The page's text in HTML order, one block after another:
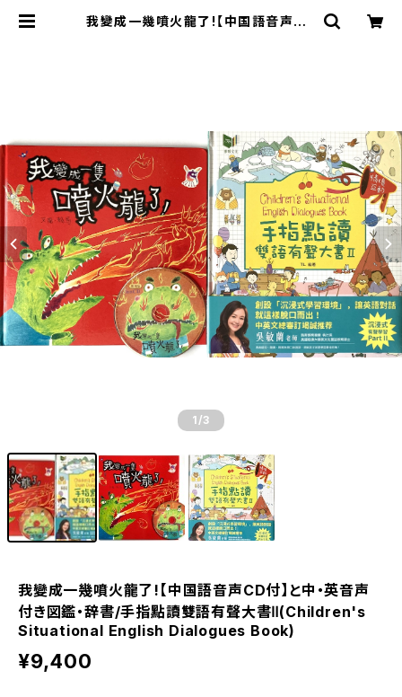
我變成一幾噴火龍了!【中国語音声CD
1 /3
我變成一幾噴火龍了!【中国語音声CD付】と中・英音声
付き図鑑・辞書/手指點讀雙語有聲大書Ⅱ(Children's
Situational English Dialogues Book)
¥9,400